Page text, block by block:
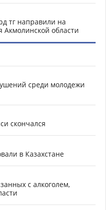
тг направили на
области
среди молодежи
скончался
в Казахстане
с алкоголем,